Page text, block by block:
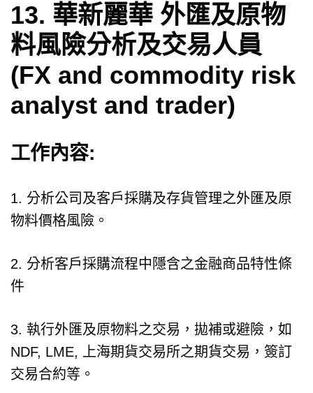
13. 華新麗華 外匯及原物
料風險分析及交易人員
(FX and commodity risk
analyst and trader)
工作內容:
1. 分析公司及客戶採購及存貨管理之外匯及原
物料價格風險。
2. 分析客戶採購流程中隱含之金融商品特性條
件
3. 執行外匯及原物料之交易，拋補或避險，如
NDF, LME, 上海期貨交易所之期貨交易，簽訂
交易合約等。